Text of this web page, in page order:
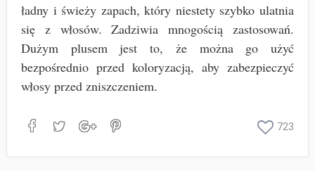
ładny i świeży zapach, który niestety szybko ulatnia
się z włosów. Zadziwia mnogością zastosowań.
Dużym plusem jest to, że można go użyć
bezpośrednio przed koloryzacją, aby zabezpieczyć
włosy przed zniszczeniem.
723